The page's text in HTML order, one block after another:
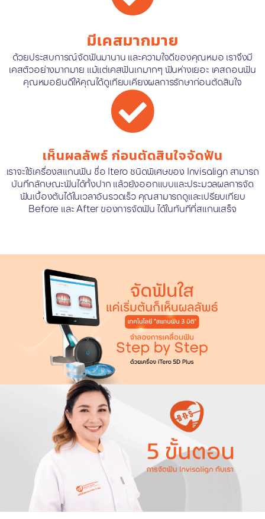
มีเคสมากมาย
ด้วยประสบการณ์จัดฟันมานาน และความใจดีของคุณหมอ เราจึงมี
เคสตัวอย่างมากมาย แม้แต่เคสฟันเกมากๆ ฟันห่างเยอะ เคสถอนฟัน
คุณหมอยินดีให้คุณได้ดูเทียบเคียงผลการรักษาก่อนตัดสินใจ
เห็นผลลัพธ์ ก่อนตัดสินใจจัดฟัน
เราจะใช้เครื่องสแกนฟัน ชื่อ Itero ชนิดพิเศษของ Invisalign สามารถ
บันทึกลักษณะฟันได้ทั้งปาก แล้วยังออกแบบและประมวลผลการจัด
ฟันเบื้องต้นได้ในเวลาอันรวดเร็ว คุณสามารถดูและเปรียบเทียบ
Before และ After ของการจัดฟัน ได้ในทันทีที่สแกนเสร็จ